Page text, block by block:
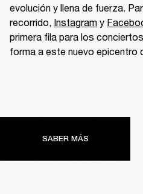
evolución y llena de fuerza.
recorrido, Instagram y
primera fila para los
forma a este nuevo epicentro
SABER MÁS